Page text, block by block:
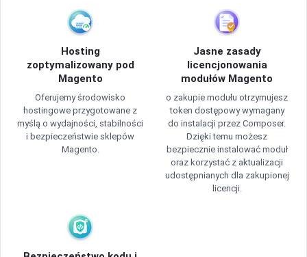
Hosting
zoptymalizowany pod
Magento
Oferujemy środowisko
hostingowe przygotowane z
myślą o wydajności, stabilności
i bezpieczeństwie sklepów
Magento.
Jasne zasady
licencjonowania
modułów Magento
o zakupie modułu otrzymujesz
token dostępowy wymagany
do instalacji przez Composer.
Dzięki temu możesz
bezpiecznie instalować moduł
oraz korzystać z aktualizacji
udostępnianych dla zakupionej
licencji.